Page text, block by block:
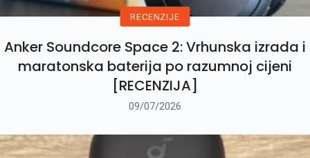
RECENZIJE
Anker Soundcore Space 2: Vrhunska izrada i
maratonska baterija po razumnoj cijeni
[RECENZIJA]
09/07/2026